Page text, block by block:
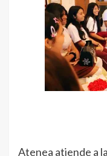
Atenea atiende a